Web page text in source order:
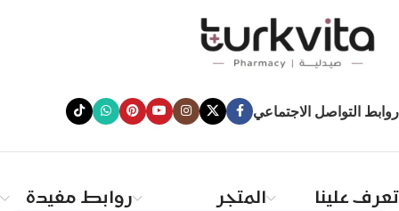
روابط التواصل الاجتماعي
تعرف علينا المتجر روابط مفيدة